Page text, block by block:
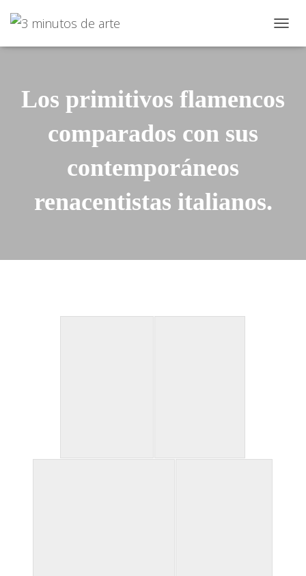
A
A
Los primitivos flamencos
comparados con sus
contemporáneos
renacentistas italianos.